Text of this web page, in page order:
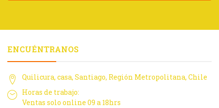
ENCUÉNTRANOS
Quilicura, casa, Santiago, Región Metropolitana, Chile
Horas de trabajo:
Ventas solo online 09 a 18hrs